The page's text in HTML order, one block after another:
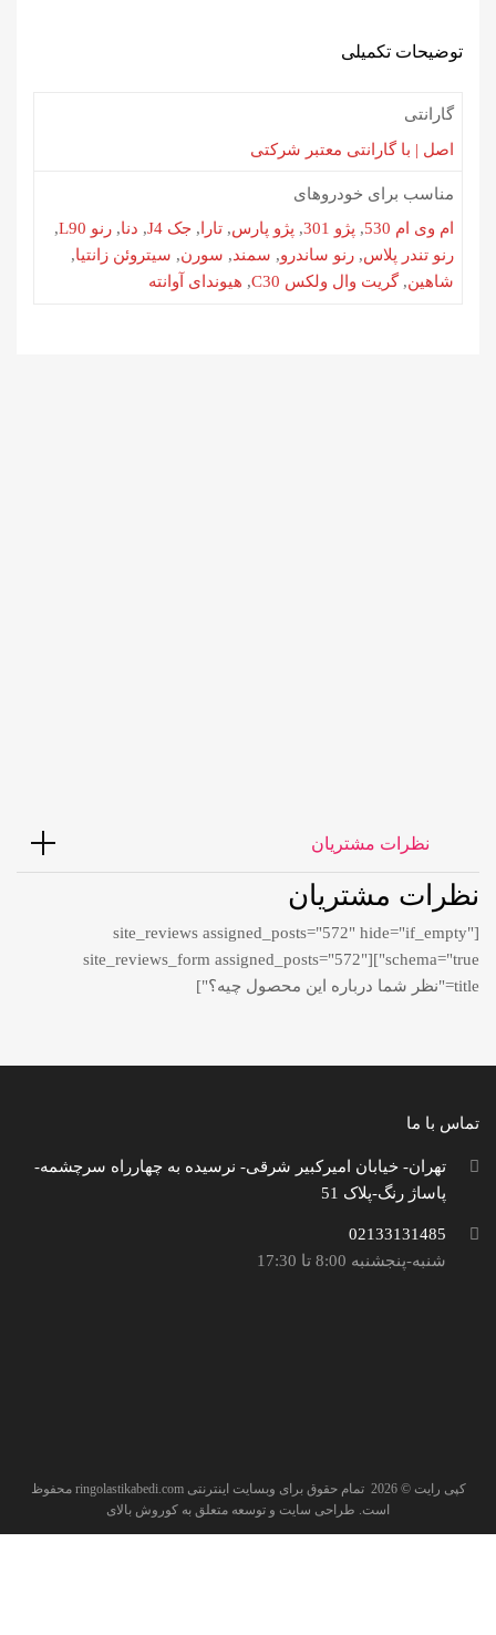
توضیحات تکمیلی
گارانتی
اصل | با گارانتی معتبر شرکتی
مناسب برای خودروهای
ام وی ام 530
, پژو 301 , پژو پارس,تارا , جک J4 , دنا,رنو L90
,
رنو تندر پلاس,رنو ساندرو, سمند, سورن, سیتروئن زانتیا,
شاهین,گریت وال ولکس C30 , هیوندای آوانته
نظرات مشتریان
نظرات مشتریان
[site_reviews assigned_posts="572" hide="if_empty"
schema="true"][site_reviews_form assigned_posts="572"
title="نظر شما درباره این محصول چیه؟"]
تماس با ما
تهران- خیابان امیرکبیر شرقی- نرسیده به چهارراه سرچشمه-
پاساژ رنگ-پلاک 51
02133131485
شنبه-پنجشنبه 8:00 تا 17:30
کپی رایت ©2026 تمام حقوق برای وبسایت اینترنتیringolastikabedi.com محفوظ
است. طراحی سایت و توسعه متعلق به کوروش بالای